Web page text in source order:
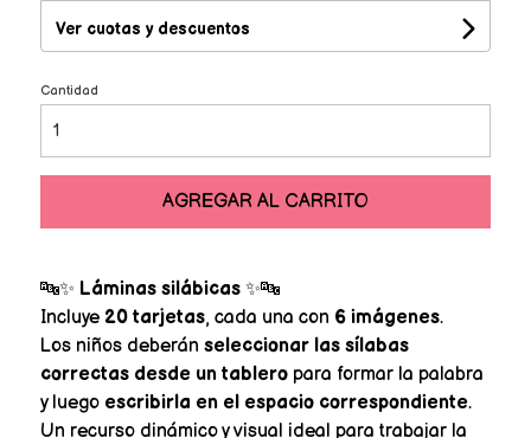
Ver cuotas y descuentos
Cantidad
AGREGAR AL CARRITO
🔤✨ Láminas silábicas✨🔤
Incluye 20 tarjetas, cada una con 6 imágenes.
Los niños deberán seleccionar las sílabas
correctas desde un tableropara formar la palabra
y luego escribirla en el espacio correspondiente.
Un recurso dinámico y visual ideal para trabajar la